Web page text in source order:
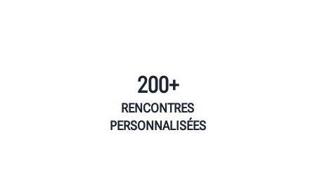
200+
RENCONTRES
PERSONNALISÉES